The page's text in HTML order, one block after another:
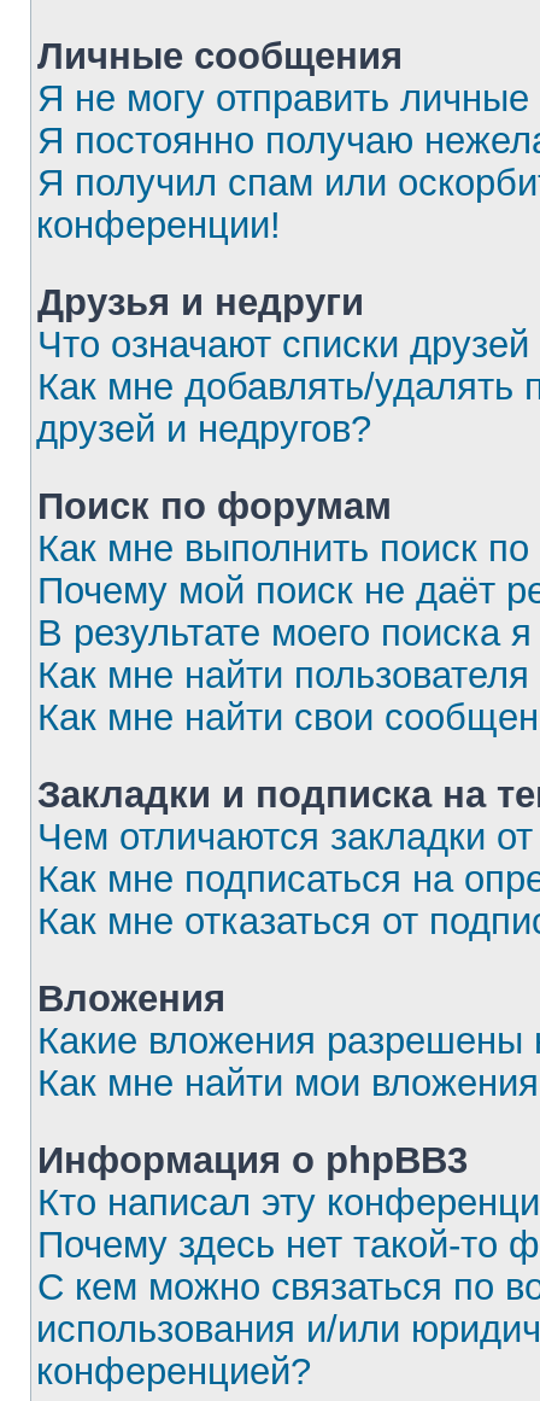
Личные сообщения
Я не могу отправить
Я постоянно получаю
Я получил спам или
конференции!
Друзья и недруги
Что означают списки друзей
Как мне добавлять/удалять
друзей и недругов?
Поиск по форумам
Как мне выполнить поиск
Почему мой поиск не даёт
В результате моего поиска
Как мне найти
Как мне найти свои
Закладки и подписка на
Чем отличаются закладки
Как мне подписаться на
Как мне отказаться от
Вложения
Какие вложения разрешены
Как мне найти мои
Информация о phpBB3
Кто написал эту
Почему здесь нет такой-то
С кем можно связаться по
использования и/или
конференцией?